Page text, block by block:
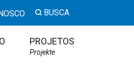
BUSCA
PROJETOS
Projekte